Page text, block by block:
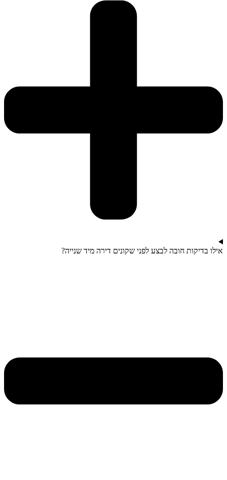
אילו בדיקות חובה לבצע לפני שקונים דירה מיד שנייה?